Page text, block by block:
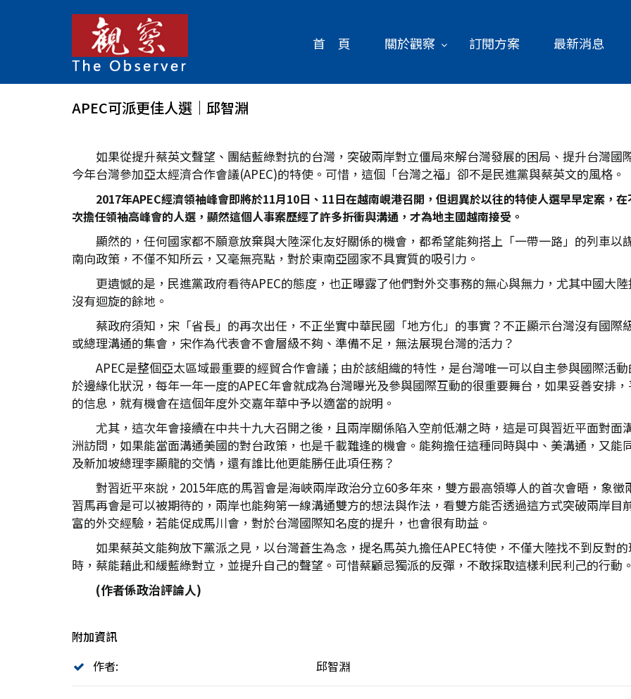
首 頁 關於觀察 訂閱方案 最新消息
APEC可派更佳人選｜邱智淵
如果從提升蔡英文聲望、團結藍綠對抗的台灣，突破兩岸對立僵局來解台灣發展的困局、提升台灣
今年台灣參加亞太經濟合作會議(APEC)的特使。可惜，這個「台灣之福」卻不是民進黨與蔡英文的風格。
2017年APEC經濟領袖峰會即將於11月10日、11日在越南峴港召開，但迥異於以往的特使人選早早定案，
次擔任領袖高峰會的人選，顯然這個人事案歷經了許多折衝與溝通，才為地主國越南接受。
顯然的，任何國家都不願意放棄與大陸深化友好關係的機會，都希望能夠搭上「一帶一路」的列車
南向政策，不僅不知所云，又毫無亮點，對於東南亞國家不具實質的吸引力。
更遺憾的是，民進黨政府看待APEC的態度，也正曝露了他們對外交事務的無心與無力，尤其中國大
沒有迴旋的餘地。
蔡政府須知，宋「省長」的再次出任，不正坐實中華民國「地方化」的事實？不正顯示台灣沒有國
或總理溝通的集會，宋作為代表會不會層級不夠、準備不足，無法展現台灣的活力？
APEC是整個亞太區域最重要的經貿合作會議；由於該組織的特性，是台灣唯一可以自主參與國際活
於邊緣化狀況，每年一年一度的APEC年會就成為台灣曝光及參與國際互動的很重要舞台，如果妥善安排
的信息，就有機會在這個年度外交嘉年華中予以適當的說明。
尤其，這次年會接續在中共十九大召開之後，且兩岸關係陷入空前低潮之時，這是可與習近平面對
洲訪問，如果能當面溝通美國的對台政策，也是千載難逢的機會。能夠擔任這種同時與中、美溝通，又
及新加坡總理李顯龍的交情，還有誰比他更能勝任此項任務？
對習近平來說，2015年底的馬習會是海峽兩岸政治分立60多年來，雙方最高領導人的首次會晤，象
習馬再會是可以被期待的，兩岸也能夠第一線溝通雙方的想法與作法，看雙方能否透過這方式突破兩岸
富的外交經驗，若能促成馬川會，對於台灣國際知名度的提升，也會很有助益。
如果蔡英文能夠放下黨派之見，以台灣蒼生為念，提名馬英九擔任APEC特使，不僅大陸找不到反對
時，蔡能藉此和緩藍綠對立，並提升自己的聲望。可惜蔡顧忌獨派的反彈，不敢採取這樣利民利己的行動
(作者係政治評論人)
附加資訊
作者:
邱智淵